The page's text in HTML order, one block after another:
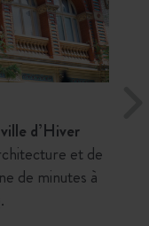
ville d’Hiver
et de
de minutes à